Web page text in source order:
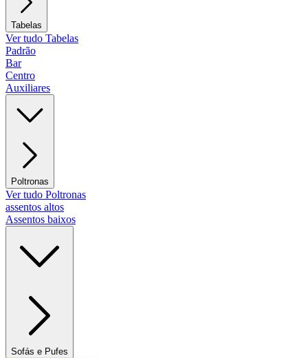
Tabelas
Ver tudo Tabelas
Padrão
Bar
Centro
Auxiliares
Poltronas
Ver tudo Poltronas
assentos altos
Assentos baixos
Sofás e Pufes